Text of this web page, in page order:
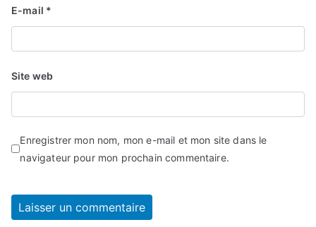
E-mail *
Site web
Enregistrer mon nom, mon e-mail et mon site dans le
navigateur pour mon prochain commentaire.